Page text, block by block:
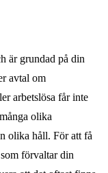
är grundad på din
avtal om
arbetslösa får inte
olika
olika håll. För att få
förvaltar din